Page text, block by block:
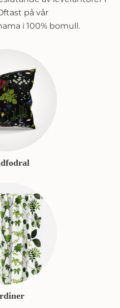
på vår
i 100% bomull.